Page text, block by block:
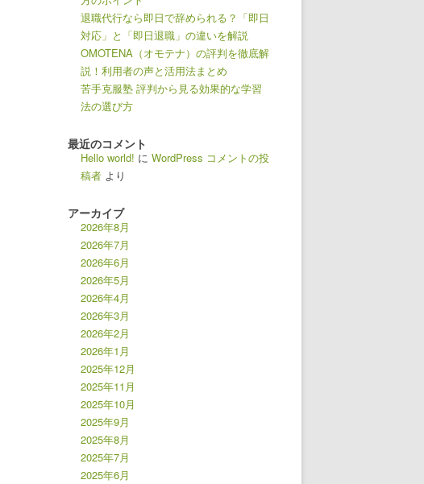
退職代行なら即日で辞められる？「即日
対応」と「即日退職」の違いを解説
OMOTENA（オモテナ）の評判を徹底解
説！利用者の声と活用法まとめ
苦手克服塾 評判から見る効果的な学習
法の選び方
最近のコメント
Hello world! に WordPress コメントの投
稿者 より
アーカイブ
2026年8月
2026年7月
2026年6月
2026年5月
2026年4月
2026年3月
2026年2月
2026年1月
2025年12月
2025年11月
2025年10月
2025年9月
2025年8月
2025年7月
2025年6月